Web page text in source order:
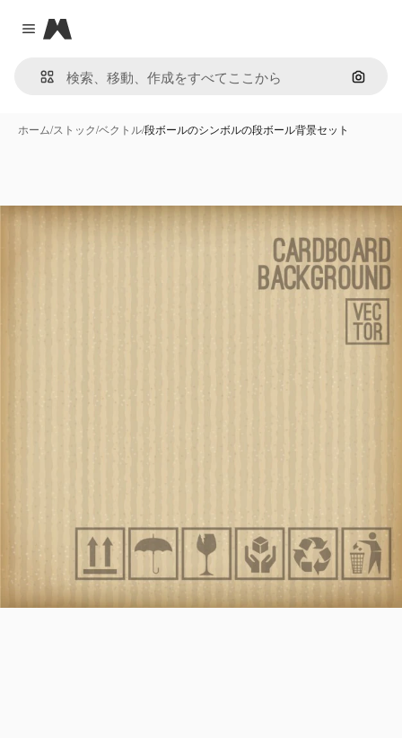
Close menu
Magnific
画像で
ホーム/ストック/ベクトル/段ボールのシンボルの段ボール背景セット